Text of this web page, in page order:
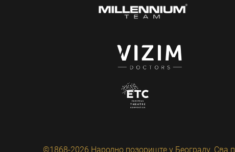
©1868-2026 Народно позориште у Београду. Сва